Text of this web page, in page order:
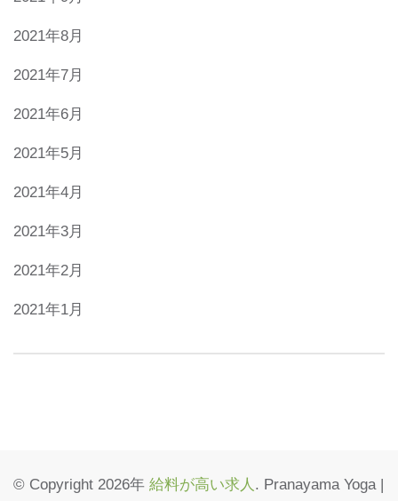
2021年8月
2021年7月
2021年6月
2021年5月
2021年4月
2021年3月
2021年2月
2021年1月
© Copyright 2026年 給料が高い求人 . Pranayama Yoga |